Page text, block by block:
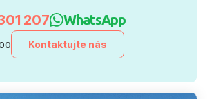
207 WhatsApp
Kontaktujte nás